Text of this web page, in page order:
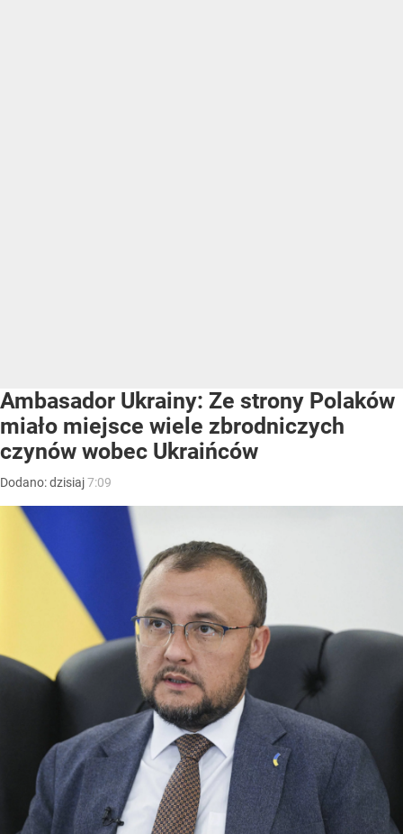
Ambasador Ukrainy: Ze strony Polaków
miało miejsce wiele zbrodniczych
czynów wobec Ukraińców
Dodano:dzisiaj7:09